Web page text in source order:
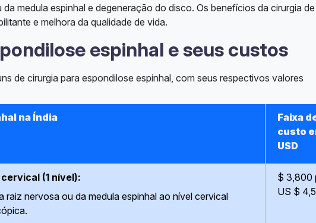
medula espinhal e degeneração do disco. Os benefícios da cirurgia de
e melhora da qualidade de vida.
espinhal e seus custos
de cirurgia para espondilose espinhal, com seus respectivos valores
na Índia
Faixa
custo
USD
(1 nível):
nervosa ou da medula espinhal ao nível cervical
$ 3,800
US $